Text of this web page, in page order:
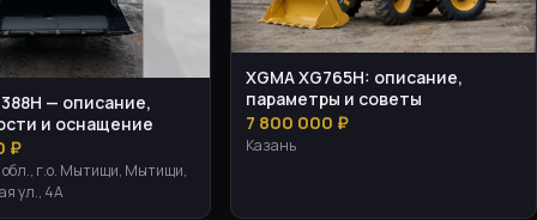
— описание,
и оснащение
₽
обл., г.о. Мытищи, Мытищи,
ул., 4А
XGMA XG765H: описание,
параметры и советы
7 800 000 ₽
Казань